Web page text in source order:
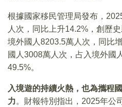
根據國家移民管理局發布，
人次，同比上升14.2%，創歷
境外國人8203.5萬人次，同比
國人3008萬人次，占入境外國
49.5%。
入境遊的持續火熱，也為攜程
力。財報特別指出，2025年公